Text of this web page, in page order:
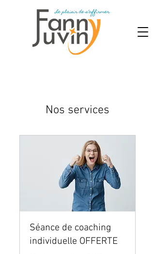
Nos services
Séance de coaching
individuelle OFFERTE